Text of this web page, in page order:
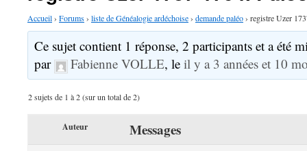
Accueil› Forums› liste de Généalogie ardéchoise› demande paléo› registre Uzer
Ce sujet contient 1 réponse, 2 participants et a été
par
Fabienne VOLLE, leil y a 3 années et 10
2 sujets de 1 à 2 (sur un total de 2)
Auteur Messages